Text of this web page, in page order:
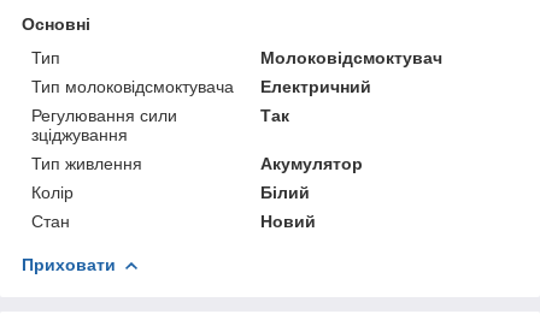
Основні
Тип
Молоковідсмоктувач
Тип молоковідсмоктувача
Електричний
Регулювання сили
зціджування
Так
Тип живлення
Акумулятор
Колір
Білий
Стан
Новий
Приховати